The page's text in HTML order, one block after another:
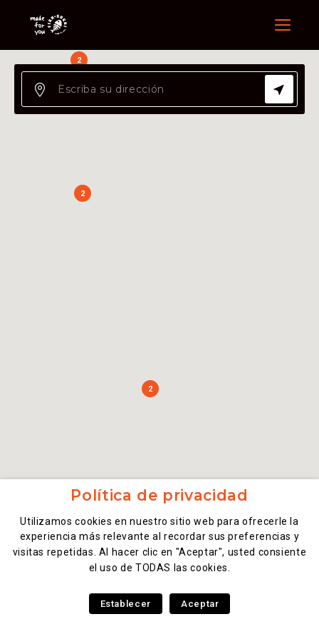
Menu
2
2
2
Política de privacidad
Utilizamos cookies en nuestro sitio web para ofrecerle la
experiencia más relevante al recordar sus preferencias y
visitas repetidas. Al hacer clic en "Aceptar", usted consiente
el uso de TODAS las cookies.
Establecer Aceptar